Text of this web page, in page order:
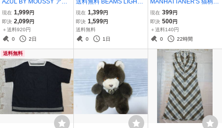
ール バイ マウジー フード
付 コットン ロング ブラッ
ク コート ウエストひも調
節可 綿100％ アウター 長
現在 1,999円
即決 2,099円
＋送料920円
0
2日
ビームス ライツ 花柄 ワン
ピース 半袖 ウエストゴム
＋ リボン 丸首 綿100％ コ
ットン 38 イエロー × ブル
現在 1,399円
即決 1,599円
送料無料
0
1日
ねこ ネコ タオルハンカチ
マンハッタナーズ レッド
×オレンジ系 タグ付 TOW
EL HANDKERCHIEF
現在 399円
即決 500円
＋送料140円
0
22時間
送料無料